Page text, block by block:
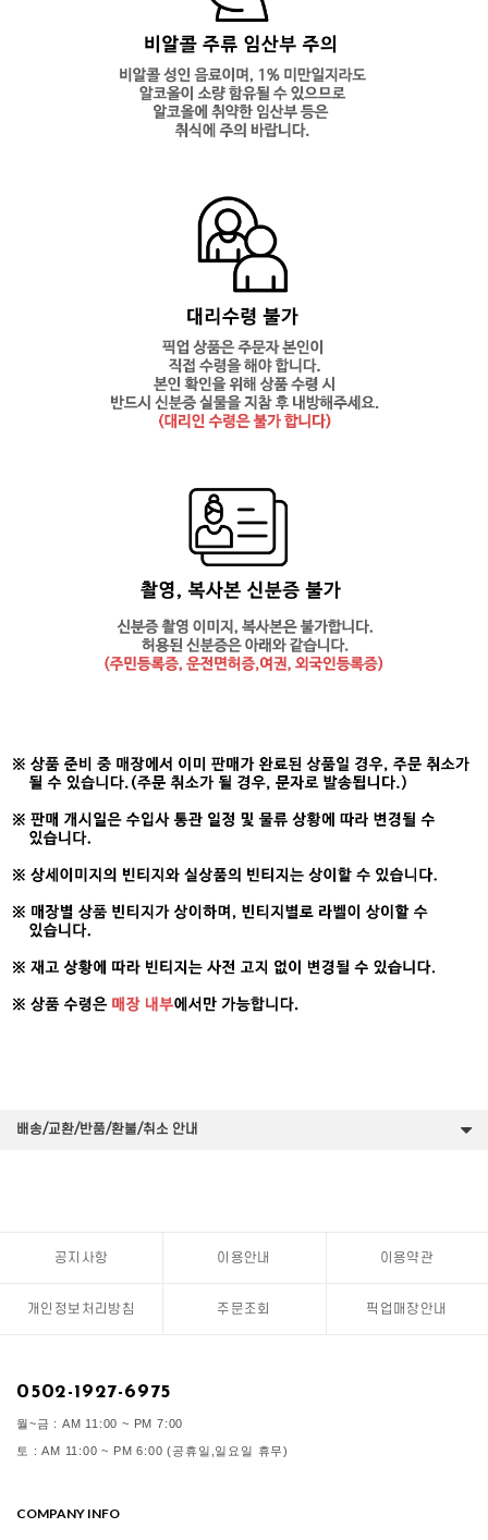
배송/교환/반품/환불/취소 안내
공지사항 이용안내 이용약관
개인정보처리방침 주문조회 픽업매장안내
0502-1927-6975
월~금 : AM 11:00 ~ PM 7:00
토 : AM 11:00 ~ PM 6:00 (공휴일,일요일 휴무)
COMPANY INFO